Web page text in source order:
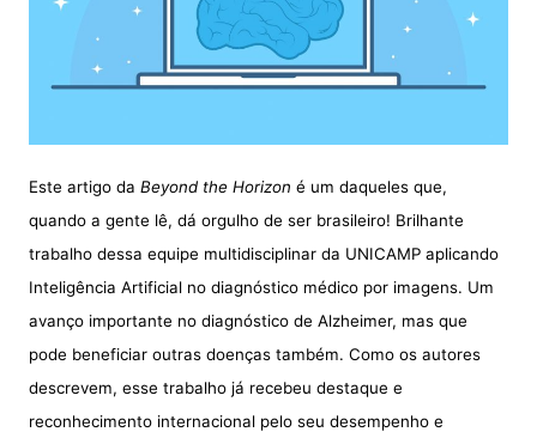
Este artigo da Beyond the Horizon é um daqueles que,
quando a gente lê, dá orgulho de ser brasileiro! Brilhante
trabalho dessa equipe multidisciplinar da UNICAMP aplicando
Inteligência Artificial no diagnóstico médico por imagens. Um
avanço importante no diagnóstico de Alzheimer, mas que
pode beneficiar outras doenças também. Como os autores
descrevem, esse trabalho já recebeu destaque e
reconhecimento internacional pelo seu desempenho e